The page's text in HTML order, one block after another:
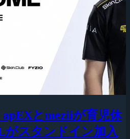
apEXとmeziiが育児休
がスタンドイン加入